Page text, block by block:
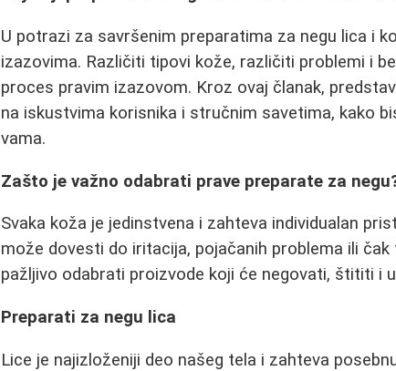
U potrazi za savršenim preparatima za negu lica i
izazovima. Različiti tipovi kože, različiti problemi i
proces pravim izazovom. Kroz ovaj članak,
na iskustvima korisnika i stručnim savetima, kako
vama.
Zašto je važno odabrati prave preparate za
Svaka koža je jedinstvena i zahteva individualan
može dovesti do iritacija, pojačanih problema ili
pažljivo odabrati proizvode koji će negovati, štititi i
Preparati za negu lica
Lice je najizloženiji deo našeg tela i zahteva